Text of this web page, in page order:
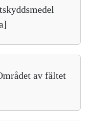
av fältet